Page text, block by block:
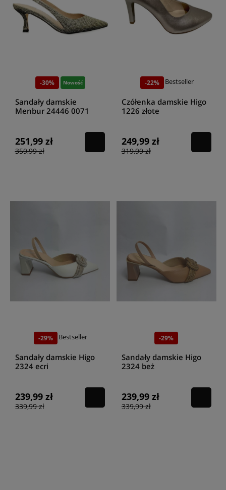
-30% Nowość
Sandały damskie
Menbur 24446 0071
251,99 zł
359,99 zł
-22% Bestseller
Czółenka damskie Higo
1226 złote
249,99 zł
319,99 zł
-29% Bestseller
Sandały damskie Higo
2324 ecri
239,99 zł
339,99 zł
-29%
Sandały damskie Higo
2324 beż
239,99 zł
339,99 zł